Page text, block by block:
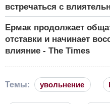
встречаться с
Ермак продолжает
отставки и начинает
влияние - The Times
Темы: увольнение